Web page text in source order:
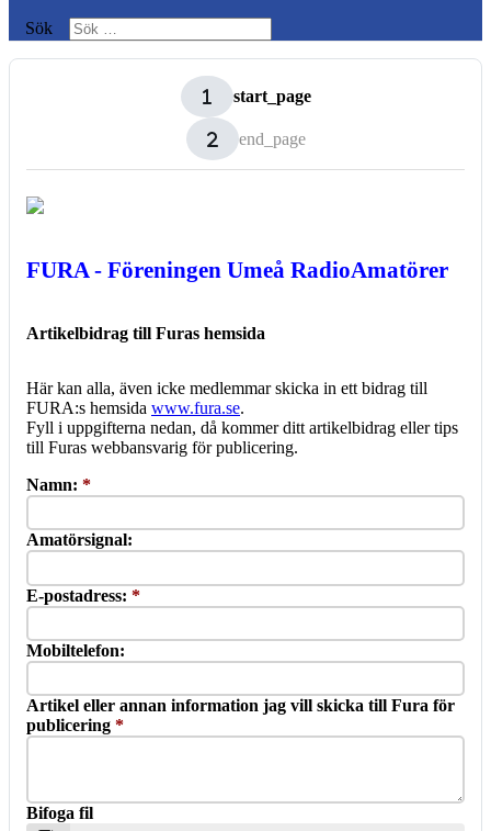
Sök
start_page
end_page
FURA - Föreningen Umeå RadioAmatörer
Artikelbidrag till Furas hemsida
Här kan alla, även icke medlemmar skicka in ett bidrag till
FURA:s hemsida www.fura.se.
Fyll i uppgifterna nedan, då kommer ditt artikelbidrag eller tips
till Furas webbansvarig för publicering.
Namn: *
Amatörsignal:
E-postadress: *
Mobiltelefon:
Artikel eller annan information jag vill skicka till Fura för
publicering *
Bifoga fil